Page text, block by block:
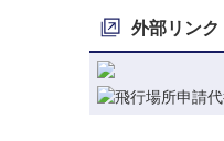
外部リンク